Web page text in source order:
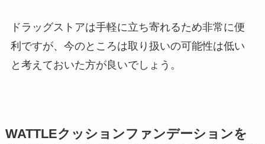
ドラッグストアは手軽に立ち寄れるため非常に便
利ですが、今のところは取り扱いの可能性は低い
と考えておいた方が良いでしょう。
WATTLEクッションファンデーションを